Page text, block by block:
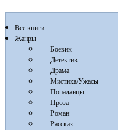
Все книги
Жанры
Боевик
Детектив
Драма
Мистика/Ужасы
Попаданцы
Проза
Роман
Рассказ